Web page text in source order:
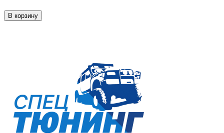
В корзину